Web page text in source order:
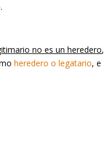
.
no es un heredero,
heredero o legatario, e